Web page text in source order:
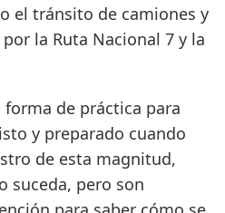
el tránsito de camiones y
la Ruta Nacional 7 y la
forma de práctica para
y preparado cuando
de esta magnitud,
suceda, pero son